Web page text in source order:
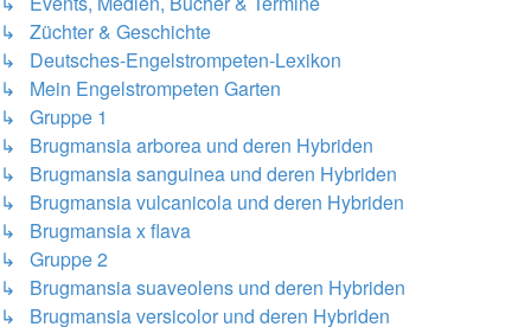
↳ Züchter & Geschichte
↳ Deutsches-Engelstrompeten-Lexikon
↳ Mein Engelstrompeten Garten
↳ Gruppe 1
↳ Brugmansia arborea und deren Hybriden
↳ Brugmansia sanguinea und deren Hybriden
↳ Brugmansia vulcanicola und deren Hybriden
↳ Brugmansia x flava
↳ Gruppe 2
↳ Brugmansia suaveolens und deren Hybriden
↳ Brugmansia versicolor und deren Hybriden